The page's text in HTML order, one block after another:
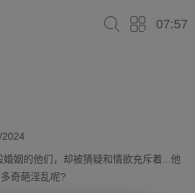
07:57
2024
婚姻的他们，却被猜疑和情欲充斥着...他
奇葩淫乱呢?